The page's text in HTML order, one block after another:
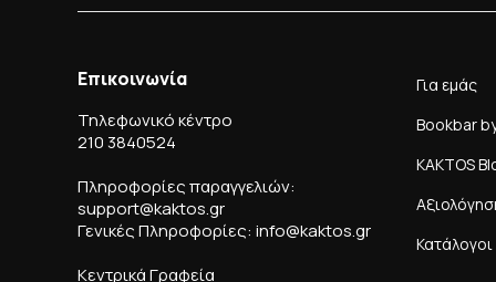
Επικοινωνία
Τηλεφωνικό κέντρο
210 3840524
Πληροφορίες παραγγελιών:
support@kaktos.gr
Γενικές Πληροφορίες: info@kaktos.gr
Κεντρικά Γραφεία
Για εμάς
Bookbar
KAKTOS
Κατάλογοι